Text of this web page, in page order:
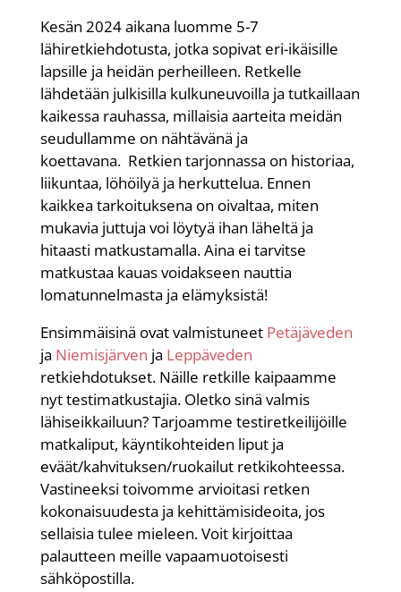
Kesän 2024 aikana luomme 5-7
lähiretkiehdotusta, jotka sopivat eri-ikäisille
lapsille ja heidän perheilleen. Retkelle
lähdetään julkisilla kulkuneuvoilla ja tutkaillaan
kaikessa rauhassa, millaisia aarteita meidän
seudullamme on nähtävänä ja
koettavana. Retkien tarjonnassa on historiaa,
liikuntaa, löhöilyä ja herkuttelua. Ennen
kaikkea tarkoituksena on oivaltaa, miten
mukavia juttuja voi löytyä ihan läheltä ja
hitaasti matkustamalla. Aina ei tarvitse
matkustaa kauas voidakseen nauttia
lomatunnelmasta ja elämyksistä!
Ensimmäisinä ovat valmistuneet Petäjäveden
ja Niemisjärven ja Leppäveden
retkiehdotukset. Näille retkille kaipaamme
nyt testimatkustajia. Oletko sinä valmis
lähiseikkailuun? Tarjoamme testiretkeilijöille
matkaliput, käyntikohteiden liput ja
eväät/kahvituksen/ruokailut retkikohteessa.
Vastineeksi toivomme arvioitasi retken
kokonaisuudesta ja kehittämisideoita, jos
sellaisia tulee mieleen. Voit kirjoittaa
palautteen meille vapaamuotoisesti
sähköpostilla.